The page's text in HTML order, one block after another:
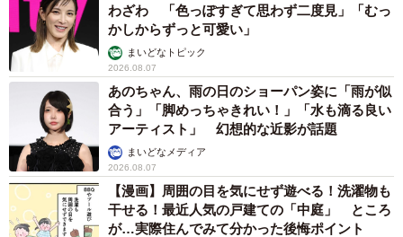
わざわ 「色っぽすぎて思わず二度見」「むっ
かしからずっと可愛い」
まいどなトピック
2026.08.07
あのちゃん、雨の日のショーパン姿に「雨が似
合う」「脚めっちゃきれい！」「水も滴る良い
アーティスト」 幻想的な近影が話題
まいどなメディア
2026.08.07
【漫画】周囲の目を気にせず遊べる！洗濯物も
干せる！最近人気の戸建ての「中庭」 ところ
が…実際住んでみて分かった後悔ポイント